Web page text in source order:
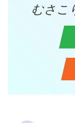
むさこ